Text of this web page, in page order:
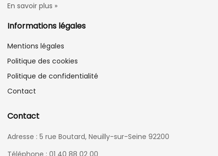
En savoir plus »
Informations légales
Mentions légales
Politique des cookies
Politique de confidentialité
Contact
Contact
Adresse : 5 rue Boutard, Neuilly-sur-Seine 92200
Téléphone : 01 40 88 02 00